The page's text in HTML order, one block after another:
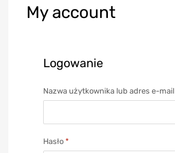
Myaccount
Logowanie
Nazwa użytkownika lub adres e-mail
Hasło *